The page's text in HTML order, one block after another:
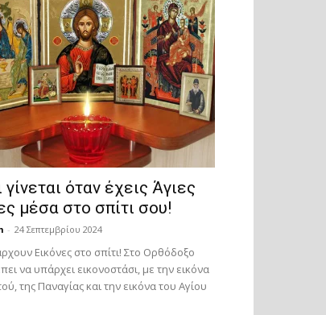
γίνεται όταν έχεις Άγιες
μέσα στο σπίτι σου!
- 24 Σεπτεμβρίου 2024
Εικόνες στο σπίτι! Στο Ορθόδοξο
να υπάρχει εικονοστάσι, με την εικόνα
της Παν­αγίας και την εικόνα του Αγίου